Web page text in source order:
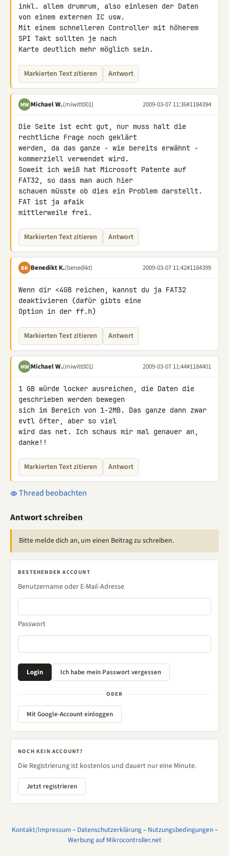
inkl. allem drumrum, also einlesen der Daten
von einem externen IC usw.
Mit einem schnelleren Controller mit höherem
SPI Takt sollten je nach
Karte deutlich mehr möglich sein.
Markierten Text zitieren Antwort
MW Michael W.(miwitt001) 2009-03-07 11:36#1184394
Die Seite ist echt gut, nur muss halt die
rechtliche Frage noch geklärt
werden, da das ganze - wie bereits erwähnt -
kommerziell verwendet wird.
Soweit ich weiß hat Microsoft Patente auf
FAT32, so dass man auch hier
schauen müsste ob dies ein Problem darstellt.
FAT ist ja afaik
mittlerweile frei.
Markierten Text zitieren Antwort
BK Benedikt K.(benedikt) 2009-03-07 11:42#1184399
Wenn dir <4GB reichen, kannst du ja FAT32
deaktivieren (dafür gibts eine
Option in der ff.h)
Markierten Text zitieren Antwort
MW Michael W.(miwitt001) 2009-03-07 11:44#1184401
1 GB würde locker ausreichen, die Daten die
geschrieben werden bewegen
sich im Bereich von 1-2MB. Das ganze dann zwar
evtl öfter, aber so viel
wird das net. Ich schaus mir mal genauer an,
danke!!
Markierten Text zitieren Antwort
Thread beobachten
Antwort schreiben
Bitte melde dich an, um einen Beitrag zu schreiben.
BESTEHENDER ACCOUNT
Benutzername oder E-Mail-Adresse
Passwort
ODER
Mit Google-Account einloggen
NOCH KEIN ACCOUNT?
Die Registrierung ist kostenlos und dauert nur eine Minute.
Jetzt registrieren
Kontakt/Impressum– Datenschutzerklärung– Nutzungsbedingungen–
Werbung auf Mikrocontroller.net